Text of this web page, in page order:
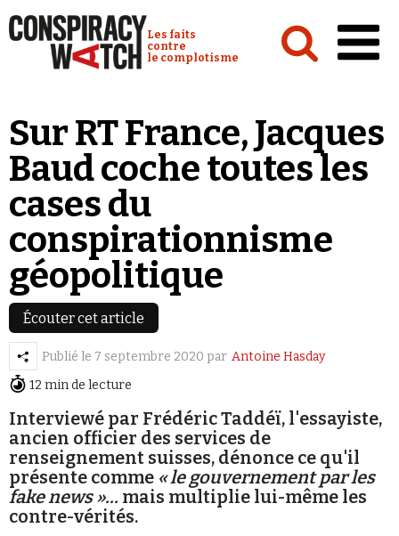
Conspiracy Watch :
Les faits
contre
le complotisme
Analyses
Conspipédia
Vidéos
Émissions
Revues de presse
Faire un don
Sur RT France, Jacques
Baud coche toutes les
cases du
conspirationnisme
géopolitique
Écouter cet article
Publié le 7 septembre 2020 par Antoine Hasday
12 min de lecture
Interviewé par Frédéric Taddéï, l'essayiste,
ancien officier des services de
renseignement suisses, dénonce ce qu'il
présente comme « le gouvernement par les
fake news »... mais multiplie lui-même les
contre-vérités.